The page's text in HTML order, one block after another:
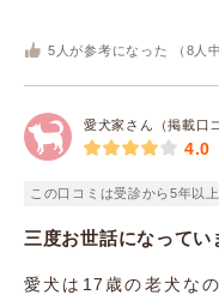
5 人が参考になった （ 8 人
愛犬家さん（掲載口
4.0
この口コミは受診から5年以
三度お世話になってい
愛犬は17歳の老犬な